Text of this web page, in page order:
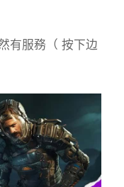
有服務（ 按下边